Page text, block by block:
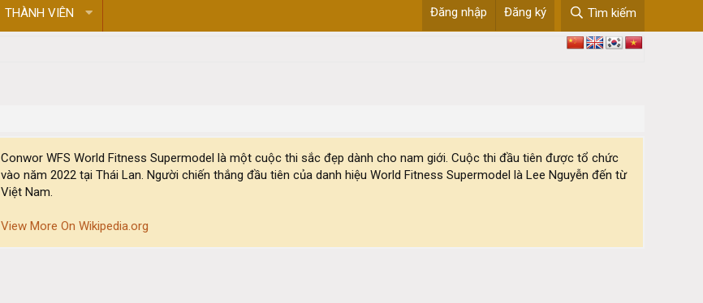
THÀNH VIÊN Đăng nhập Đăng ký Tìm kiếm
Conwor WFS World Fitness Supermodel là một cuộc thi sắc đẹp dành cho nam giới. Cuộc thi đầu tiên được tổ chức
vào năm 2022 tại Thái Lan. Người chiến thắng đầu tiên của danh hiệu World Fitness Supermodel là Lee Nguyễn đến từ
Việt Nam.
View More On Wikipedia.org